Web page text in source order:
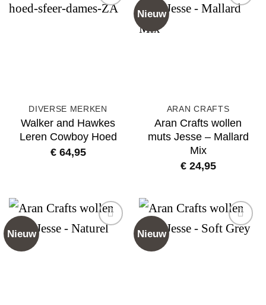
DIVERSE MERKEN
Walker and Hawkes
Leren Cowboy Hoed
€64,95
Nieuw
ARAN CRAFTS
Aran Crafts wollen
muts Jesse – Mallard
Mix
€24,95
Nieuw Nieuw
Add to